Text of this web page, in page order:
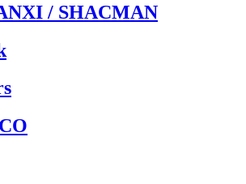
/ SHACMAN